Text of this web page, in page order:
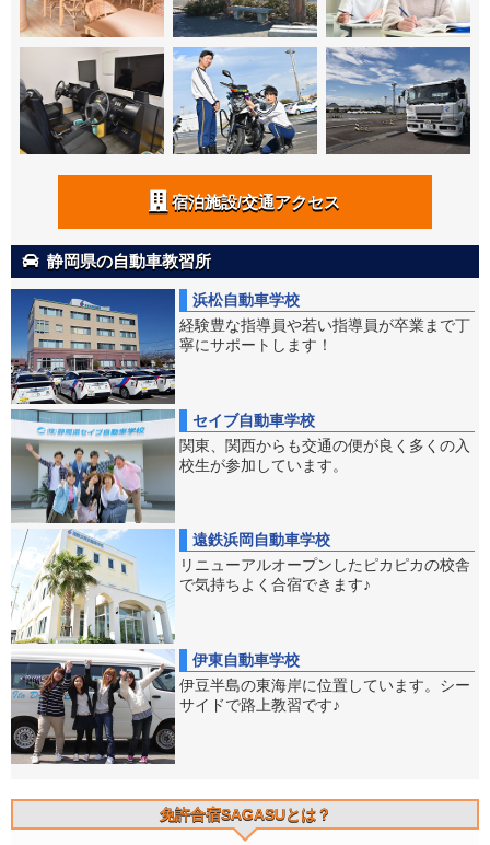
宿泊施設/交通アクセス
静岡県の自動車教習所
浜松自動車学校
経験豊な指導員や若い指導員が卒業まで丁
寧にサポートします！
セイブ自動車学校
関東、関西からも交通の便が良く多くの入
校生が参加しています。
遠鉄浜岡自動車学校
リニューアルオープンしたピカピカの校舎
で気持ちよく合宿できます♪
伊東自動車学校
伊豆半島の東海岸に位置しています。シー
サイドで路上教習です♪
免許合宿SAGASUとは？